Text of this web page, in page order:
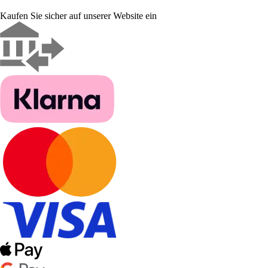
Kaufen Sie sicher auf unserer Website ein